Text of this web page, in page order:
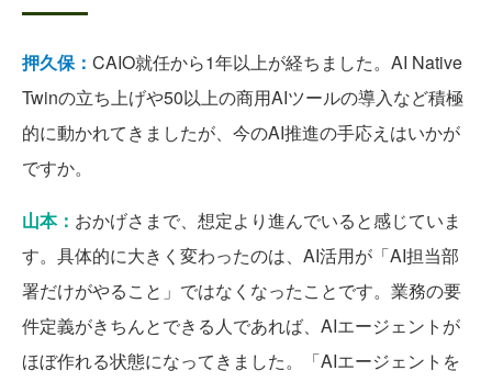
押久保： CAIO就任から1年以上が経ちました。AI Native
Twinの立ち上げや50以上の商用AIツールの導入など積極
的に動かれてきましたが、今のAI推進の手応えはいかが
ですか。
山本： おかげさまで、想定より進んでいると感じていま
す。具体的に大きく変わったのは、AI活用が「AI担当部
署だけがやること」ではなくなったことです。業務の要
件定義がきちんとできる人であれば、AIエージェントが
ほぼ作れる状態になってきました。「AIエージェントを